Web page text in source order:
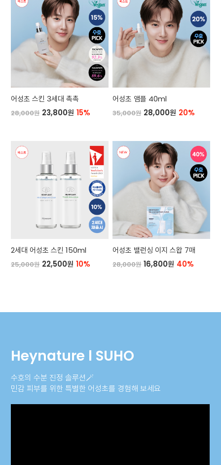
어성초 스킨 3세대 촉촉
28,000원 23,800원 15%
어성초 앰플 40ml
35,000원 28,000원 20%
2세대 어성초 스킨 150ml
25,000원 22,500원 10%
어성초 밸런싱 이지 스왑 7매
28,000원 16,800원 40%
Heynature l SUHO
수호의 수분 진정 솔루션🪄
민감 피부를 위한 특별한 어성초를 경험해 보세요